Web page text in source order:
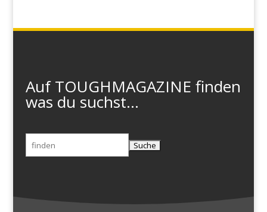
Auf TOUGHMAGAZINE finden
was du suchst...
Suchen
nach: